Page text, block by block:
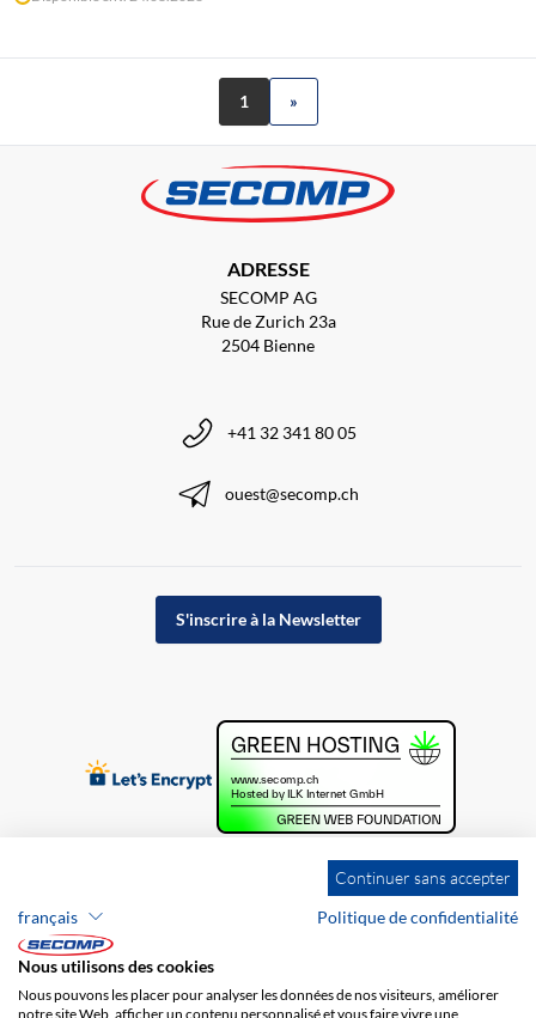
1 »
ADRESSE
SECOMP AG
Rue de Zurich 23a
2504 Bienne
+41 32 341 80 05
ouest@secomp.ch
S'inscrire à la Newsletter
Continuer sans accepter
français
Politique de confidentialité
Nous utilisons des cookies
Nous pouvons les placer pour analyser les données de nos visiteurs, améliorer
notre site Web, afficher un contenu personnalisé et vous faire vivre une